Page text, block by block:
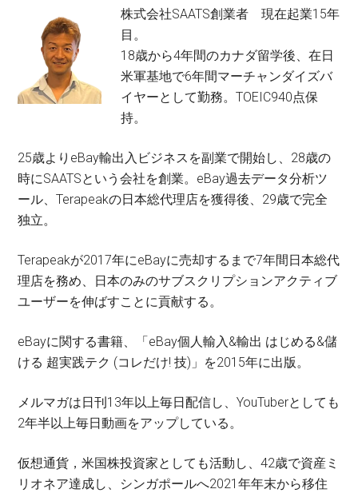
株式会社SAATS創業者 現在起業15年
目。
18歳から4年間のカナダ留学後、在日
米軍基地で6年間マーチャンダイズバ
イヤーとして勤務。TOEIC940点保
持。
25歳よりeBay輸出入ビジネスを副業で開始し、28歳の
時にSAATSという会社を創業。eBay過去データ分析ツ
ール、Terapeakの日本総代理店を獲得後、29歳で完全
独立。
Terapeakが2017年にeBayに売却するまで7年間日本総代
理店を務め、日本のみのサブスクリプションアクティブ
ユーザーを伸ばすことに貢献する。
eBayに関する書籍、「eBay個人輸入&輸出 はじめる&儲
ける 超実践テク (コレだけ! 技)」を2015年に出版。
メルマガは日刊13年以上毎日配信し、YouTuberとしても
2年半以上毎日動画をアップしている。
仮想通貨，米国株投資家としても活動し、42歳で資産ミ
リオネア達成し、シンガポールへ2021年年末から移住